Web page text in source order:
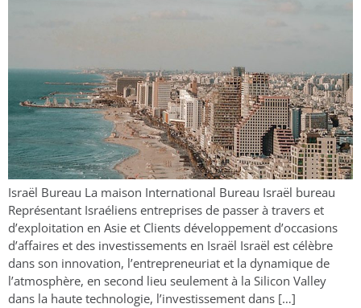
Israël Bureau La maison International Bureau Israël bureau
Représentant Israéliens entreprises de passer à travers et
d’exploitation en Asie et Clients développement d’occasions
d’affaires et des investissements en Israël Israël est célèbre
dans son innovation, l’entrepreneuriat et la dynamique de
l’atmosphère, en second lieu seulement à la Silicon Valley
dans la haute technologie, l’investissement dans […]